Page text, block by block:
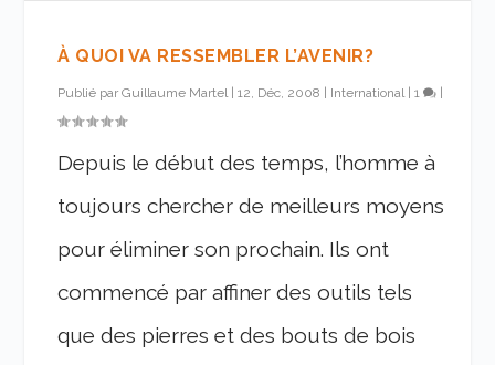
À QUOI VA RESSEMBLER L’AVENIR?
Publié parGuillaume Martel|12, Déc, 2008 International|1
Depuis le début des temps, l’homme à
toujours chercher de meilleurs moyens
pour éliminer son prochain. Ils ont
commencé par affiner des outils tels
que des pierres et des bouts de bois